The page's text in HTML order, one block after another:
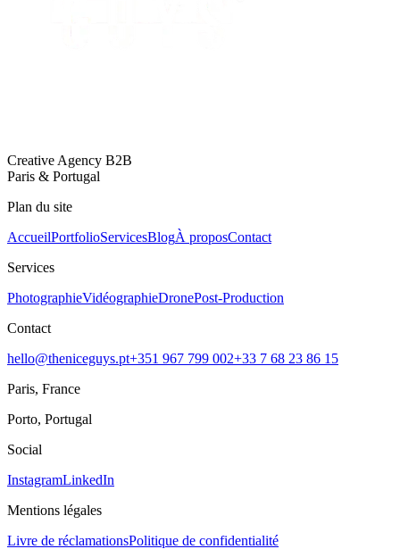
Creative Agency B2B
Paris & Portugal
Plan du site
AccueilPortfolioServicesBlogÀ proposContact
Services
PhotographieVidéographieDronePost-Production
Contact
hello@theniceguys.pt+351 967 799 002+33 7 68 23 86 15
Paris, France
Porto, Portugal
Social
InstagramLinkedIn
Mentions légales
Livre de réclamationsPolitique de confidentialité